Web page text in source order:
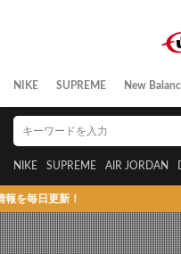
NIKE SUPREME New
NIKE SUPREME AIR JORDAN